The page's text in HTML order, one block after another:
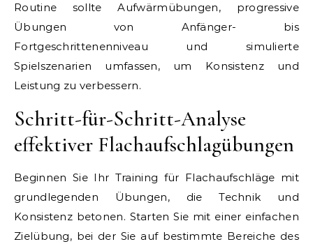
Routine sollte Aufwärmübungen, progressive
Übungen von Anfänger- bis
Fortgeschrittenenniveau und simulierte
Spielszenarien umfassen, um Konsistenz und
Leistung zu verbessern.
Schritt-für-Schritt-Analyse
effektiver Flachaufschlagübungen
Beginnen Sie Ihr Training für Flachaufschläge mit
grundlegenden Übungen, die Technik und
Konsistenz betonen. Starten Sie mit einer einfachen
Zielübung, bei der Sie auf bestimmte Bereiche des